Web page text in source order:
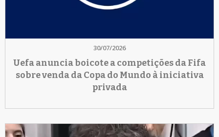
30/07/2026
Uefa anuncia boicote a competições da Fifa
sobre venda da Copa do Mundo à iniciativa
privada